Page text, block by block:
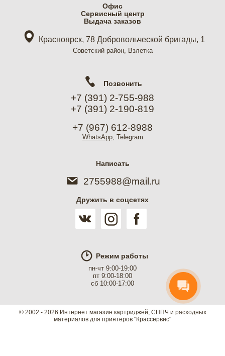
Консультант КрасСервис
Готова помочь вам: скажу
стоимость заправки вашего
принтера, примерные сроки
ремонта принтера или МФУ,
какие картриджи есть для
вашего принтера в наличии,
Офис
Cервисный центр
Выдача заказов
Красноярск, 78 Добровольческой бригады, 1
Советский район, Взлетка
Позвонить
+7 (391) 2-755-988
+7 (391) 2-190-819
+7 (967) 612-8988
WhatsApp, Telegram
Написать
2755988@mail.ru
Дружить в соцсетях
Режим работы
пн-чт 9:00-19:00
пт 9:00-18:00
сб 10:00-17:00
© 2002 - 2026 Интернет магазин картриджей, СНПЧ и расходных
материалов для принтеров "Крассервис"